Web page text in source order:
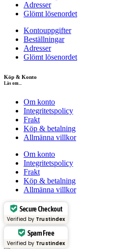
Adresser
Glömt lösenordet
Kontouppgifter
Beställningar
Adresser
Glömt lösenordet
Köp & Konto
Läs om...
Om konto
Integritetspolicy
Frakt
Köp & betalning
Allmänna villkor
Om konto
Integritetspolicy
Frakt
Köp & betalning
Allmänna villkor
Secure Checkout
Verified by Trustindex
Spam Free
Verified by Trustindex